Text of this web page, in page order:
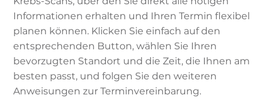
Informationen erhalten und Ihren Termin flexibel
planen können. Klicken Sie einfach auf den
entsprechenden Button, wählen Sie Ihren
bevorzugten Standort und die Zeit, die Ihnen am
besten passt, und folgen Sie den weiteren
Anweisungen zur Terminvereinbarung.